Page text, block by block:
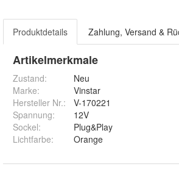
Produktdetails Zahlung, Versand &
Artikelmerkmale
Zustand:
Neu
Marke:
Vinstar
Hersteller Nr.:
V-170221
Spannung:
12V
Sockel:
Plug&Play
Lichtfarbe: Orange